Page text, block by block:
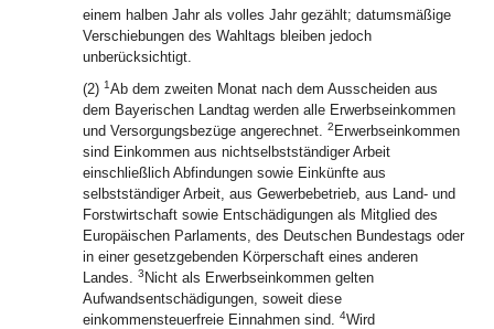
einem halben Jahr als volles Jahr gezählt; datumsmäßige
Verschiebungen des Wahltags bleiben jedoch
unberücksichtigt.
(2) 1Ab dem zweiten Monat nach dem Ausscheiden aus
dem Bayerischen Landtag werden alle Erwerbseinkommen
und Versorgungsbezüge angerechnet. 2 Erwerbseinkommen
sind Einkommen aus nichtselbstständiger Arbeit
einschließlich Abfindungen sowie Einkünfte aus
selbstständiger Arbeit, aus Gewerbebetrieb, aus Land- und
Forstwirtschaft sowie Entschädigungen als Mitglied des
Europäischen Parlaments, des Deutschen Bundestags oder
in einer gesetzgebenden Körperschaft eines anderen
Landes. 3 Nicht als Erwerbseinkommen gelten
Aufwandsentschädigungen, soweit diese
einkommensteuerfreie Einnahmen sind. 4Wird